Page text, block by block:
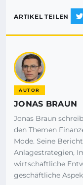
ARTIKEL TEILEN
AUTOR
JONAS BRAUN
Jonas Braun
den Themen
Mode. Seine
Anlagestrategien,
wirtschaftliche
geschäftliche